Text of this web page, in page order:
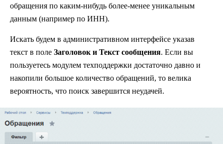
обращения по каким-нибудь более-менее уникальным
данным (например по ИНН).
Искать будем в административном интерфейсе указав
текст в поле Заголовок и Текст сообщения. Если вы
пользуетесь модулем техподдержки достаточно давно и
накопили большое количество обращений, то велика
вероятность, что поиск завершится неудачей.